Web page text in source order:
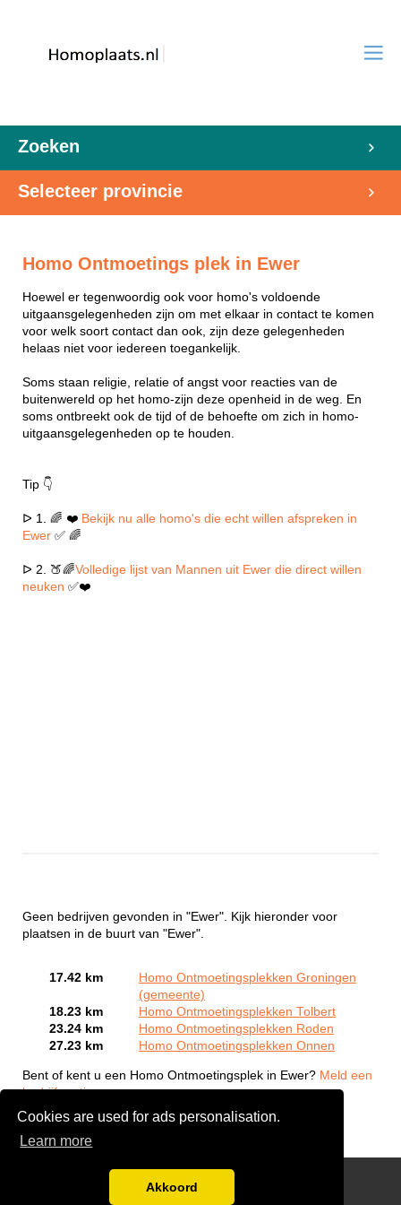
Cookies are used for ads personalisation.
Learn more
Akkoord
Zoeken
Selecteer provincie
Homo Ontmoetings plek in Ewer
Hoewel er tegenwoordig ook voor homo's voldoende
uitgaansgelegenheden zijn om met elkaar in contact te komen
voor welk soort contact dan ook, zijn deze gelegenheden
helaas niet voor iedereen toegankelijk.
Soms staan religie, relatie of angst voor reacties van de
buitenwereld op het homo-zijn deze openheid in de weg. En
soms ontbreekt ook de tijd of de behoefte om zich in homo-
uitgaansgelegenheden op te houden.
Tip 👇
ᐅ 1. 🌈 ❤️ Bekijk nu alle homo's die echt willen afspreken in
Ewer ✅ 🌈
ᐅ 2. 🍑🌈Volledige lijst van Mannen uit Ewer die direct willen
neuken ✅❤️
Geen bedrijven gevonden in "Ewer". Kijk hieronder voor
plaatsen in de buurt van "Ewer".
17.42 km
Homo Ontmoetingsplekken Groningen
(gemeente)
18.23 km
Homo Ontmoetingsplekken Tolbert
23.24 km
Homo Ontmoetingsplekken Roden
27.23 km
Homo Ontmoetingsplekken Onnen
Bent of kent u een Homo Ontmoetingsplek in Ewer? Meld een
bedrijf gratis aan